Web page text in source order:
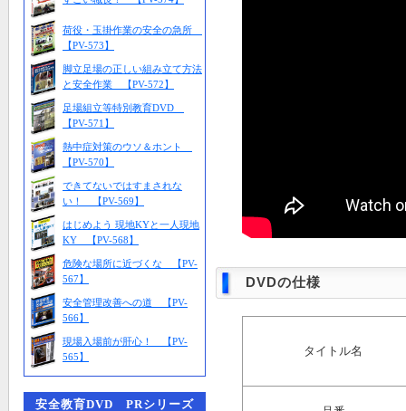
荷役・玉掛作業の安全の急所
【PV-573】
脚立足場の正しい組み立て方法
と安全作業 【PV-572】
足場組立等特別教育DVD
【PV-571】
熱中症対策のウソ＆ホント
【PV-570】
できてないではすまされな
い！ 【PV-569】
はじめよう 現地KYと一人現地
KY 【PV-568】
危険な場所に近づくな 【PV-
567】
安全管理改善への道 【PV-
566】
現場入場前が肝心！ 【PV-
565】
安全教育DVD PRシリーズ
DVDの仕様
タイトル名